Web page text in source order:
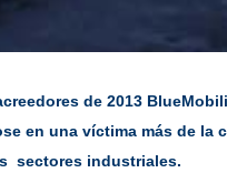
de 2013
en una víctima más de la
sectores industriales.